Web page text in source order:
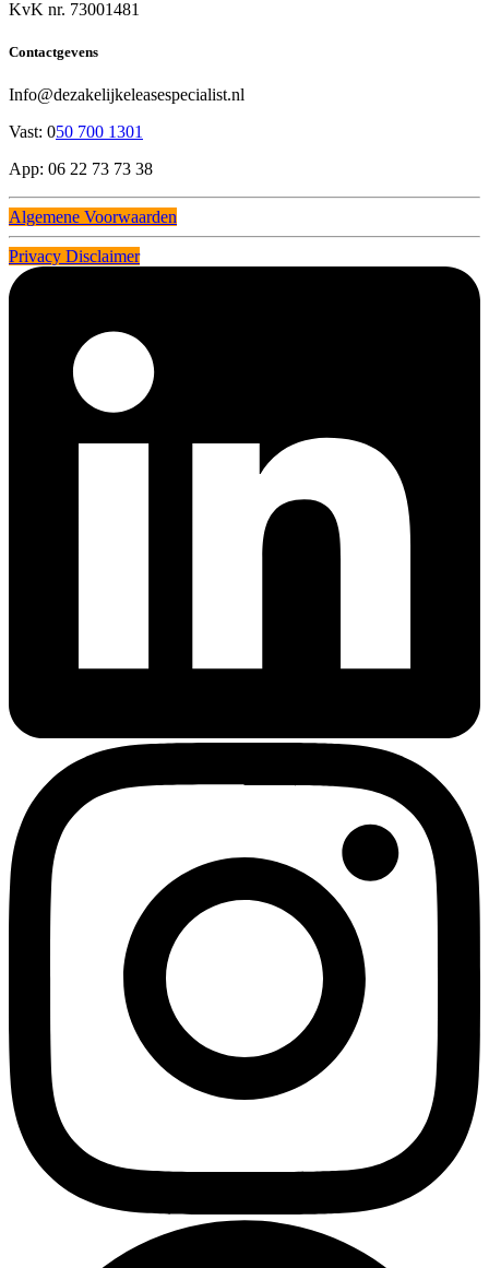
KvK nr. 73001481
Contactgevens
Info@dezakelijkeleasespecialist.nl
Vast: 050 700 1301
App: 06 22 73 73 38
Algemene Voorwaarden
Privacy Disclaimer